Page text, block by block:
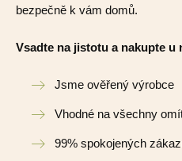
bezpečně k vám domů.
Vsadte na jistotu a nakupte u
Jsme ověřený výrobce
Vhodné na všechny
99% spokojených